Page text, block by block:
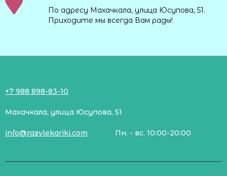
По адресу Махачкала, улица Юсупова, 51.
Приходите мы всегда Вам рады!
+7 988 898-83-10
Махачкала, улица Юсупова, 51
info@razvlekariki.com Пн. - вс. 10:00-20:00